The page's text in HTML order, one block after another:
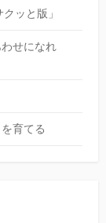
ッと版」
せになれ
育てる